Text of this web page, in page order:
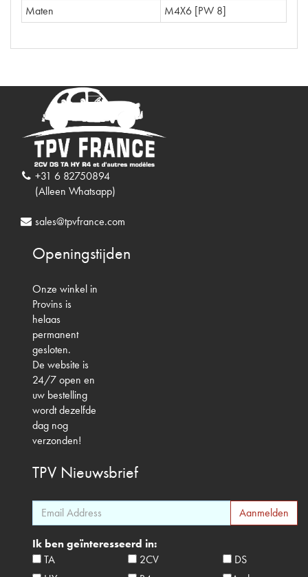
Maten
M4X6 [PW 8]
+31 6 82750894
(Alleen Whatsapp)
sales@tpvfrance.com
Openingstijden
Onze winkel in
Provins is
helaas
permanent
gesloten.
De website is
24/7 open en
uw bestelling
wordt dezelfde
dag nog
verzonden!
TPV Nieuwsbrief
Ik ben geïnteresseerd in:
TA
2CV
DS